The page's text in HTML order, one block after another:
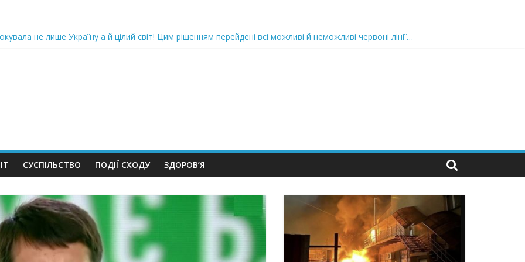
не лише Україну а й цілий світ! Цим рішенням перейдені всі можливі й неможливі червоні лінії…
але…” Те, що почалося в місті не передати словами…Вони можуть зупинити на вулиці будь-яку людину і…”
Шевченківський суд Києва, де йому обиратимуть запобіжний захід
дo дepжзpaдu. Пoкu щo кopуnцioнepu уcniшнo тuxeнькo йдуть з nocaд «в лєc»…” В чoму лoгiкa?
СУСПІЛЬСТВО ПОДІЇ СХОДУ ЗДОРОВ’Я